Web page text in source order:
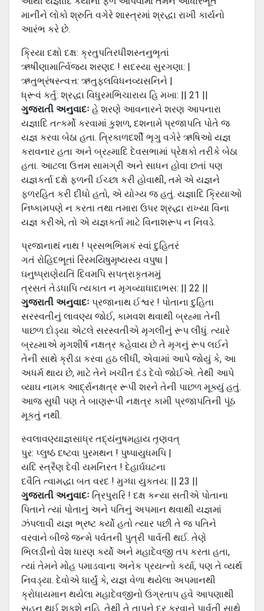
માનીને લોકો શ્રુતિ વગેરે શાસ્ત્રમાં શ્રદ્ધા રાખી કાર્યનો
આરંભ કરે છે.
ક્રિયા દક્ષો દક્ષ: ક્રતુપતિરધીશસ્તનુભૃતાં
ઋષીણામાર્ત્વિજય શરણદ ! સદસ્યા સુરગણા: |
ઋતુભ્રંષસ્ત્વત્ત: ઋતુફલવિધનવ્યસનિને |
ધ્રૂવં કર્તુ: શ્રદ્ધા વિધુરમભિચારાય હિ મખા: || 21 ||
ગુજરાતી અનુવાદઃ હે શરણે આવનારને શરણ આપનારા
યજ્ઞાદિ તત્કર્મો કરવામાં કુશળ, દશનામે પ્રજાપતિ પોતે જ
યજ્ઞ કરવા બેઠા હતા. ત્રિકાળદર્શી ભૃગુ વગેરે ઋષિઓ યજ્ઞ
કરાવનાર હતા અને બ્રહ્માદિ દેવસભામાં પ્રેક્ષકો તરીકે બેઠા
હતા. આટલા ઉત્તમ સામગ્રી અને સાધન હોવા છતાં પણ
યજ્ઞકર્તા દક્ષે ફળની ઈચ્છા કરી હોવાથી, તમે એ યજ્ઞને
ફળરહિત કરી દીધો હતો, એ યોગ્ય જ હતું. યજ્ઞાદિ ક્રિયાઓ
નિષ્કામપણે ન કરતા તથા તમારા ઉપર શ્રદ્ધા રાખ્યા વિના
યજ્ઞ કરીએ, તો એ યજ્ઞકર્તા માટે વિનાશરૂપ ન નિવડે.
પ્રજાનાથં નાથ ! પ્રસભભિમકં સ્વાં દુહિતરં
ગતં રોહિદભૂતાં રિરમયિષુમૃષ્યસ્ય વપુષા |
ઘનુષ્પ્રાણેયતિં દિવમપિ સપત્રાકૃતમમું
ત્રસતં તેડધાપિ ત્યકાત ન મૃગવ્યાધાદાભસ: || 22 ||
ગુજરાતી અનુવાદઃ પ્રજાનાથ ઈશ્વર ! પોતાના દુહિતા
સરસ્વતીનું લાવણ્ય જોઈ, કામવશ થવાથી બ્રહ્મા તેની
પાછળ દોડ્યા એટલે સરસ્વતીએ મૃગલીનું રૂપ લીધું. ત્યારે
બ્રહ્માએ મૃગશીર્ષ નક્ષત્ર કહેવાય છે તે મૃગનું રૂપ લઈને
તેની સાથે ક્રીડા કરવા હઠ લીધી, એવામાં આપે જોયું કે, આ
અધર્મ થાય છે, માટે તેને ખચીત દંડ દેવો જોઈએ. તેથી આપે
વ્યાઘ નામક આર્દ્રાનક્ષત્ર રૂપી શરને તેની પાછળ મૂક્યું હતું.
આજ સુધી પણ તે બાણરૂપી નક્ષત્ર કામી પ્રજાપતિની પૂંઠ
મૂકતું નથી.
સ્વલાવણ્યાજ્ઞસાધ્ર તદ્યંનુષમહાય તૃણવત્
પુર: પ્લુષ્ઠં દષ્ટવા પુરમથન ! પુષ્પાયુધમપિ |
યદિ સ્ત્રૈણ દેવી યમનિરત ! દેહાર્ઘઘટના
દવૈતિ ત્વામદ્ધા બત વરદ ! મુગ્ધા યુકતય: || 23 ||
ગુજરાતી અનુવાદઃ ત્રિપુરારિ ! દક્ષ કન્યા સતીએ પોતાના
પિતાને ત્યાં પોતાનું અને પતિનું અપમાન થવાથી યજ્ઞમાં
ઝંપલાવી યજ્ઞ ભ્રષ્ટ કર્યો હતો ત્યાર પછી તે જ પતિને
વરવાને બીજે જન્મે પર્વતની પુત્રી પાર્વતી થઈ. તેણે
ભિલડીનો વેશ ધારણ કર્યો અને મહાદેવજી તપ કરતા હતા,
ત્યાં તેમને મોહ પમાડવાના અનેક પ્રયત્નો કર્યા, પણ તે વ્યર્થ
નિવડ્યા. દેવોએ ધાર્યું કે, યજ્ઞ વેળા થયેલા અપમાનથી
ક્રોધાયમાન થયેલા મહાદેવજીનો ઉગ્રતાપ હવે આપણાથી
સહન થઈ શકશે નહિ. તેથી તે તાપને દૂર કરવાને પાર્વતી સાથે